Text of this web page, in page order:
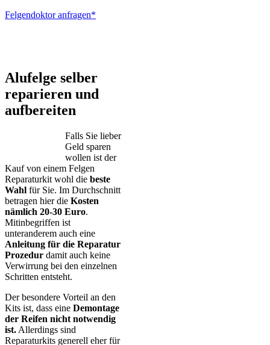
Felgendoktor anfragen*
Alufelge selber
reparieren und
aufbereiten
Falls Sie lieber
Geld sparen
wollen ist der
Kauf von einem Felgen
Reparaturkit wohl die beste
Wahl für Sie. Im Durchschnitt
betragen hier die Kosten
nämlich 20-30 Euro.
Mitinbegriffen ist
unteranderem auch eine
Anleitung für die Reparatur
Prozedur damit auch keine
Verwirrung bei den einzelnen
Schritten entsteht.
Der besondere Vorteil an den
Kits ist, dass eine Demontage
der Reifen nicht notwendig
ist. Allerdings sind
Reparaturkits generell eher für